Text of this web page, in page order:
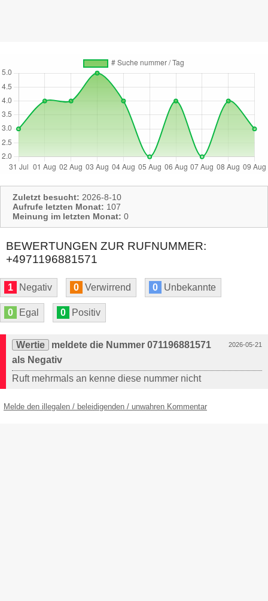
Zuletzt besucht: 2026-8-10
Aufrufe letzten Monat: 107
Meinung im letzten Monat: 0
BEWERTUNGEN ZUR RUFNUMMER:
+4971196881571
1 Negativ 0 Verwirrend 0 Unbekannte
0 Egal 0 Positiv
2026-05-21
Wertie
meldete die Nummer 071196881571
als Negativ
Ruft mehrmals an kenne diese nummer nicht
Melde den illegalen / beleidigenden / unwahren Kommentar